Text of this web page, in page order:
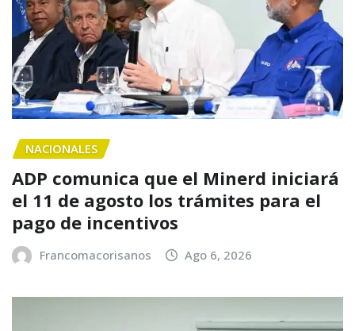
NACIONALES
ADP comunica que el Minerd iniciará
el 11 de agosto los trámites para el
pago de incentivos
Francomacorisanos Ago 6, 2026